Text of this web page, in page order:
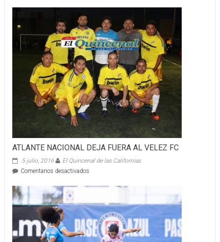
ATLANTE NACIONAL DEJA FUERA AL VELEZ FC
5 julio, 2016
El Quincenal de las Californias
Comentarios desactivadosen
NACIONAL
FUERA
AL
VELEZ
FC